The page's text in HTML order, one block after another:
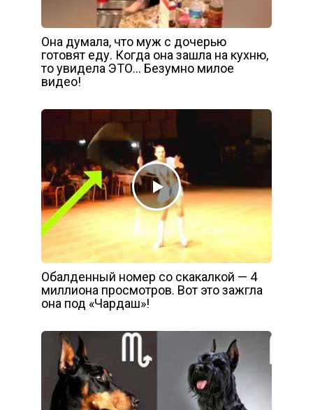
Она думала, что муж с дочерью
готовят еду. Когда она зашла на кухню,
то увидела ЭТО… Безумно милое
видео!
Обалденный номер со скакалкой — 4
миллиона просмотров. Вот это зажгла
она под «Чардаш»!